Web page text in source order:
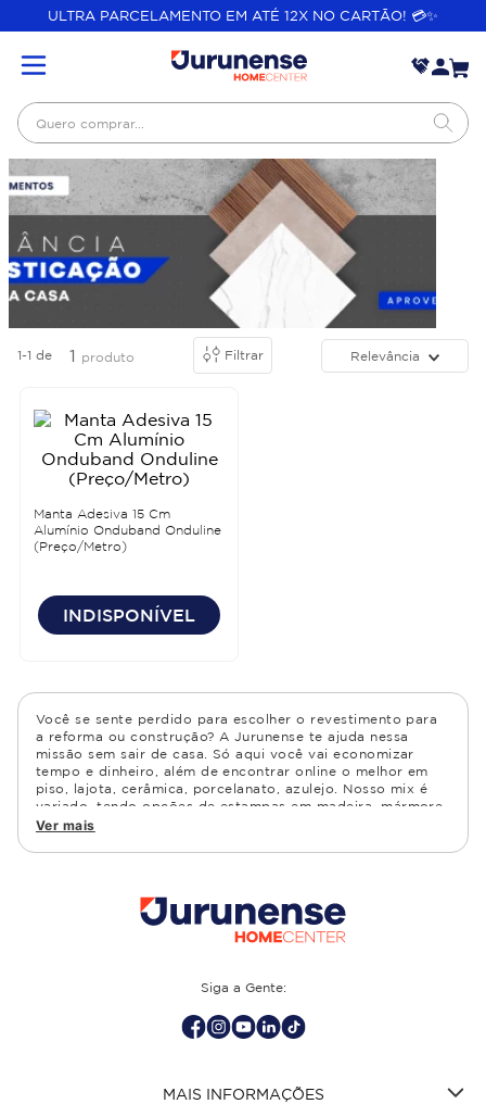
ULTRA PARCELAMENTO EM ATÉ 12X NO CARTÃO! 💳✨
Quero comprar...
1-1 de 1 produto Filtrar Relevância
Manta Adesiva 15 Cm
Alumínio Onduband Onduline
(Preço/Metro)
INDISPONÍVEL
Você se sente perdido para escolher o revestimento para
a reforma ou construção? A Jurunense te ajuda nessa
missão sem sair de casa. Só aqui você vai economizar
tempo e dinheiro, além de encontrar online o melhor em
piso, lajota, cerâmica, porcelanato, azulejo. Nosso mix é
variado, tendo opções de estampas em madeira, mármore,
granito, cimento, geométrico, e muito mais Confira as
cozinha, quarto, sala de estar.
Ver mais
Siga a Gente:
MAIS INFORMAÇÕES